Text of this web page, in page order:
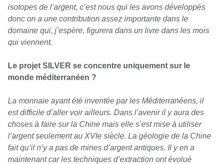
isotopes de l’argent, c’est nous qui les avons développés
donc on a une contribution assez importante dans le
domaine qui, j’espère, figurera dans un livre dans les mois
qui viennent.
Le projet SILVER se concentre uniquement sur le
monde méditerranéen ?
La monnaie ayant été inventée par les Méditerranéens, il
est difficile d’aller voir ailleurs. Dans l’avenir il y aura des
choses à faire sur la Chine mais elle s’est mise à utiliser
l’argent seulement au XVIe siècle. La géologie de la Chine
fait qu’il n’y a pas de mines d’argent antiques. Il y en a
maintenant car les techniques d’extraction ont évolué